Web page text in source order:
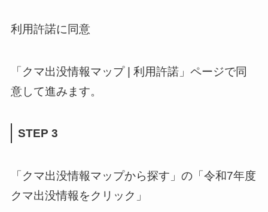
利用許諾に同意
「クマ出没情報マップ | 利用許諾」ページで同
意して進みます。
STEP 3
「クマ出没情報マップから探す」の「令和7年度
クマ出没情報をクリック」